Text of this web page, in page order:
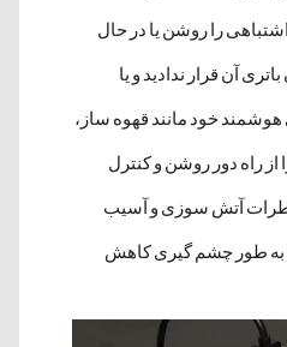
را روشن یا در حال
آن قرار ندادید و یا
هوشمند خود مانند قهوه ساز،
راه دور روشن و کنترل
خطرات آتش سوزی و آسیب
به طور چشم گیری کاهش